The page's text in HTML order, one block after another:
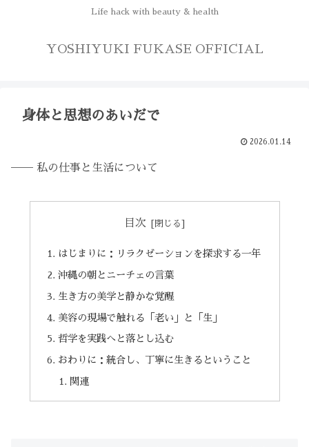
Life hack with beauty & health
YOSHIYUKI FUKASE OFFICIAL
身体と思想のあいだで
2026.01.14
── 私の仕事と生活について
目次
はじまりに：リラクゼーションを探求する一年
沖縄の朝とニーチェの言葉
生き方の美学と静かな覚醒
美容の現場で触れる「老い」と「生」
哲学を実践へと落とし込む
おわりに：統合し、丁寧に生きるということ
関連